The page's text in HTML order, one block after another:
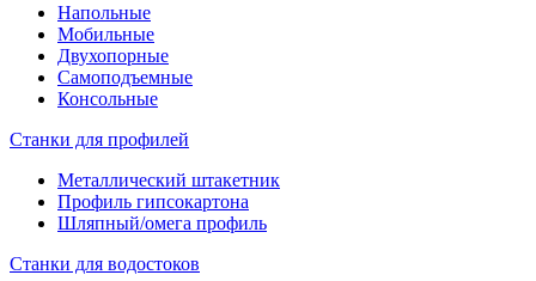
Напольные
Мобильные
Двухопорные
Самоподъемные
Консольные
Станки для профилей
Металлический штакетник
Профиль гипсокартона
Шляпный/омега профиль
Станки для водостоков